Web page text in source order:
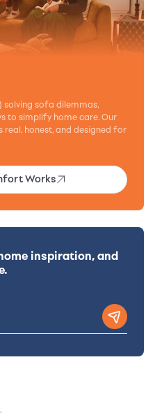
solving sofa dilemmas,
to simplify home care. Our
real, honest, and designed for
Works
inspiration, and